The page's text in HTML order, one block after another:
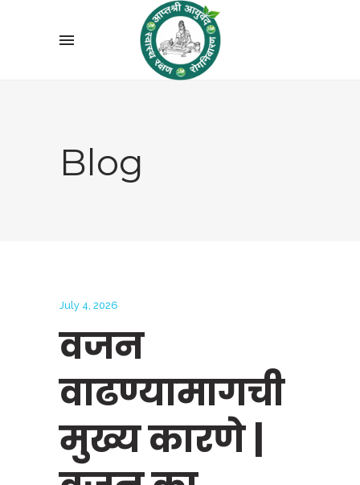
Blog
July 4, 2026
वजन
वाढण्यामागची
मुख्य कारणे |